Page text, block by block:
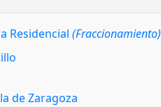
Residencial (Fraccionamiento)
de Zaragoza